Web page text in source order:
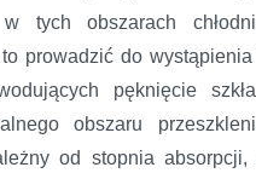
tych obszarach
prowadzić do
pęknięcie
obszaru
od stopnia absorpcji,